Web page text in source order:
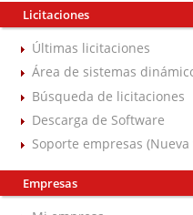
Licitaciones
Últimas licitaciones
Área de sistemas
Búsqueda de licitaciones
Descarga de Software
Soporte empresas
Empresas